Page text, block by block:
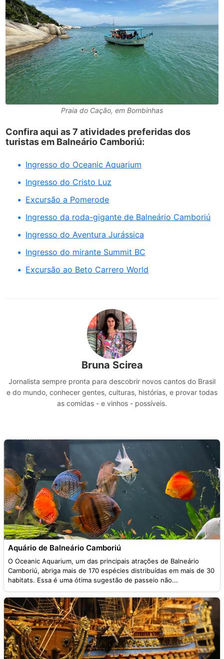
Praia do Cação, em Bombinhas
Confira aqui as 7 atividades preferidas dos
turistas em Balneário Camboriú:
Ingresso do Oceanic Aquarium
Ingresso do Cristo Luz
Excursão a Pomerode
Ingresso da roda-gigante de Balneário Camboriú
Ingresso do Aventura Jurássica
Ingresso do mirante Summit BC
Excursão ao Beto Carrero World
Bruna Scirea
Jornalista sempre pronta para descobrir novos cantos do Brasil
e do mundo, conhecer gentes, culturas, histórias, e provar todas
as comidas - e vinhos - possíveis.
Aquário de Balneário Camboriú
O Oceanic Aquarium, um das principais atrações de Balneário
Camboriú, abriga mais de 170 espécies distribuídas em mais de 30
habitats. Essa é uma ótima sugestão de passeio não...